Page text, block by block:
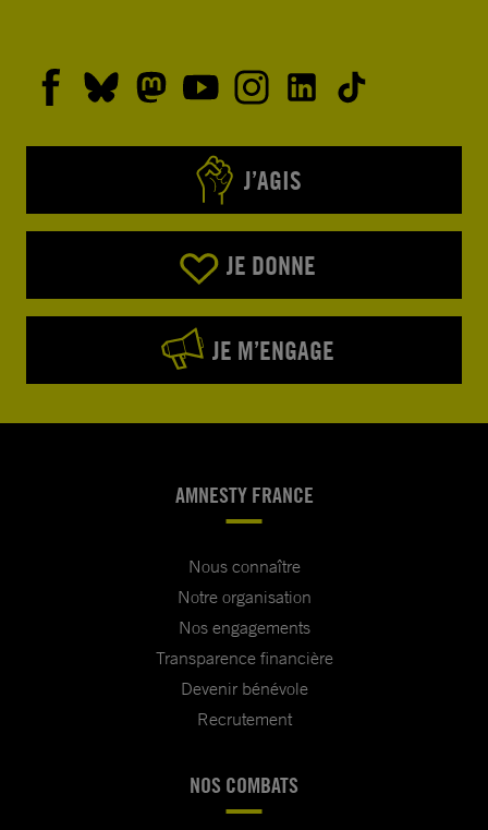
J’AGIS
JE DONNE
JE M’ENGAGE
AMNESTY FRANCE
Nous connaître
Notre organisation
Nos engagements
Transparence financière
Devenir bénévole
Recrutement
NOS COMBATS